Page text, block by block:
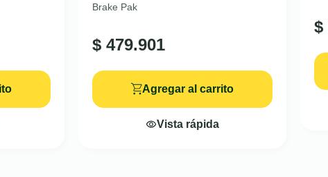
Brake Pak
$ 479.901
Agregar al carrito
Vista rápida
$